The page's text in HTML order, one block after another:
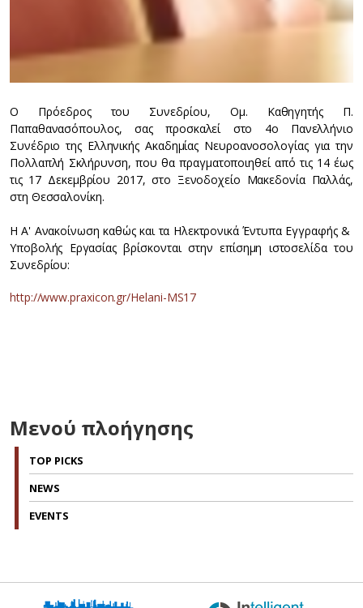
Ο Πρόεδρος του Συνεδρίου, Ομ. Καθηγητής Π.
Παπαθανασόπουλος, σας προσκαλεί στο 4ο Πανελλήνιο
Συνέδριο της Ελληνικής Ακαδημίας Νευροανοσολογίας για την
Πολλαπλή Σκλήρυνση, που θα πραγματοποιηθεί από τις 14 έως
τις 17 Δεκεμβρίου 2017, στο Ξενοδοχείο Μακεδονία Παλλάς,
στη Θεσσαλονίκη.
H Α' Ανακοίνωση καθώς και τα Ηλεκτρονικά Έντυπα Εγγραφής &
Υποβολής Εργασίας βρίσκονται στην επίσημη ιστοσελίδα του
Συνεδρίου:
http://www.praxicon.gr/Helani-MS17
Μενού πλοήγησης
TOP PICKS
NEWS
EVENTS